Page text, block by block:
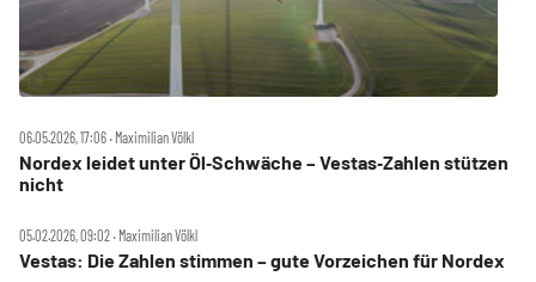
06.05.2026, 17:06 ‧ Maximilian Völkl
Nordex leidet unter Öl‑Schwäche – Vestas‑Zahlen stützen
nicht
05.02.2026, 09:02 ‧ Maximilian Völkl
Vestas: Die Zahlen stimmen – gute Vorzeichen für Nordex